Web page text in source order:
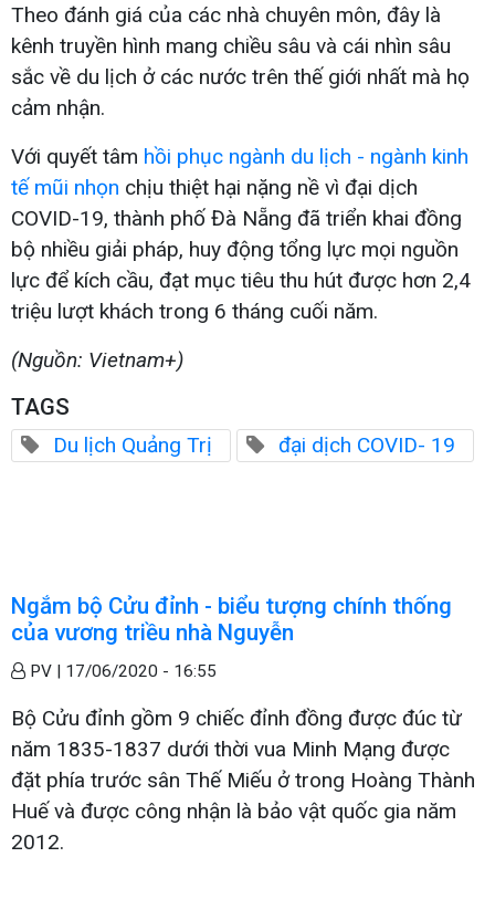
Theo đánh giá của các nhà chuyên môn, đây là
kênh truyền hình mang chiều sâu và cái nhìn sâu
sắc về du lịch ở các nước trên thế giới nhất mà họ
cảm nhận.
Với quyết tâm hồi phục ngành du lịch - ngành kinh
tế mũi nhọn chịu thiệt hại nặng nề vì đại dịch
COVID-19, thành phố Đà Nẵng đã triển khai đồng
bộ nhiều giải pháp, huy động tổng lực mọi nguồn
lực để kích cầu, đạt mục tiêu thu hút được hơn 2,4
triệu lượt khách trong 6 tháng cuối năm.
(Nguồn: Vietnam+)
TAGS
Du lịch Quảng Trị đại dịch COVID- 19
Ngắm bộ Cửu đỉnh - biểu tượng chính thống
của vương triều nhà Nguyễn
PV | 17/06/2020 - 16:55
Bộ Cửu đỉnh gồm 9 chiếc đỉnh đồng được đúc từ
năm 1835-1837 dưới thời vua Minh Mạng được
đặt phía trước sân Thế Miếu ở trong Hoàng Thành
Huế và được công nhận là bảo vật quốc gia năm
2012.